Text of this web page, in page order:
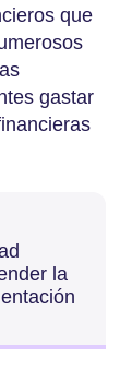
que
gastar
la